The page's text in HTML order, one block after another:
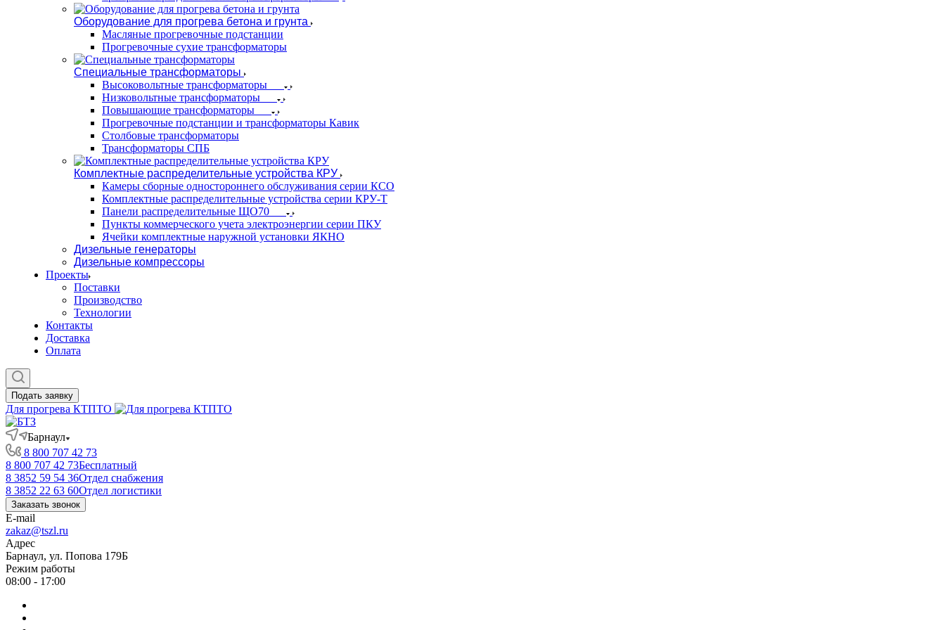
Оборудование для прогрева бетона и грунта
Масляные прогревочные подстанции
Прогревочные сухие трансформаторы
Специальные трансформаторы
Высоковольтные трансформаторы
Низковольтные трансформаторы
Повышающие трансформаторы
Прогревочные подстанции и трансформаторы Кавик
Столбовые трансформаторы
Трансформаторы СПБ
Комплектные распределительные устройства КРУ
Камеры сборные одностороннего обслуживания серии КСО
Комплектные распределительные устройства серии КРУ-Т
Панели распределительные ЩО70
Пункты коммерческого учета электроэнергии серии ПКУ
Ячейки комплектные наружной установки ЯКНО
Дизельные генераторы
Дизельные компрессоры
Проекты
Поставки
Производство
Технологии
Контакты
Доставка
Оплата
Подать заявку
Для прогрева КТПТО
Барнаул
8 800 707 42 73
8 800 707 42 73Бесплатный
8 3852 59 54 36Отдел снабжения
8 3852 22 63 60Отдел логистики
Заказать звонок
E-mail
zakaz@tszl.ru
Адрес
Барнаул, ул. Попова 179Б
Режим работы
08:00 - 17:00